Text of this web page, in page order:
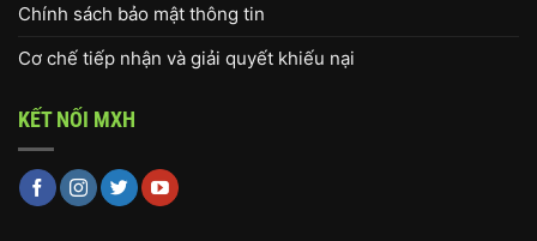
Chính sách bảo mật thông tin
Cơ chế tiếp nhận và giải quyết khiếu nại
KẾT NỐI MXH